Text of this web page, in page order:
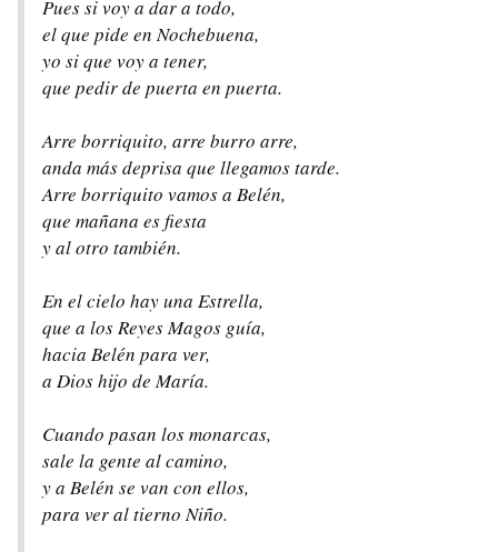
Pues si voy a dar a todo,
el que pide en Nochebuena,
yo si que voy a tener,
que pedir de puerta en puerta.
Arre borriquito, arre burro arre,
anda más deprisa que llegamos tarde.
Arre borriquito vamos a Belén,
que mañana es fiesta
y al otro también.
En el cielo hay una Estrella,
que a los Reyes Magos guía,
hacia Belén para ver,
a Dios hijo de María.
Cuando pasan los monarcas,
sale la gente al camino,
y a Belén se van con ellos,
para ver al tierno Niño.